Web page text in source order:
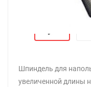
Шпиндель для
увеличенной длины